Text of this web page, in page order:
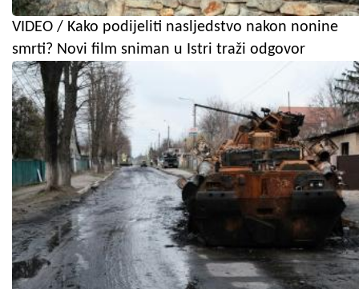
VIDEO / Kako podijeliti nasljedstvo nakon nonine
smrti? Novi film sniman u Istri traži odgovor